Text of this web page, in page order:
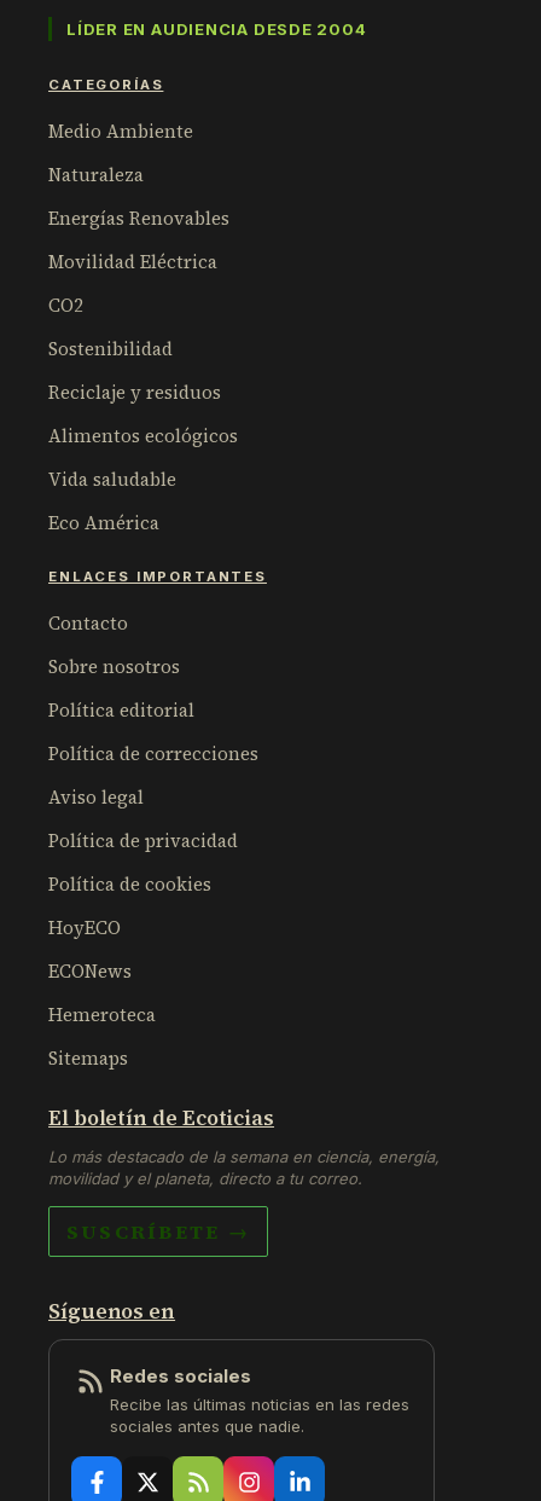
LÍDER EN AUDIENCIA DESDE 2004
CATEGORÍAS
Medio Ambiente
Naturaleza
Energías Renovables
Movilidad Eléctrica
CO2
Sostenibilidad
Reciclaje y residuos
Alimentos ecológicos
Vida saludable
Eco América
ENLACES IMPORTANTES
Contacto
Sobre nosotros
Política editorial
Política de correcciones
Aviso legal
Política de privacidad
Política de cookies
HoyECO
ECONews
Hemeroteca
Sitemaps
El boletín de Ecoticias
Lo más destacado de la semana en ciencia, energía,
movilidad y el planeta, directo a tu correo.
SUSCRÍBETE →
Síguenos en
Redes sociales
Recibe las últimas noticias en las redes
sociales antes que nadie.